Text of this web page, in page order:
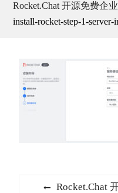
Rocket.Chat 开源免费企
install-rocket-step-1-server-
Previous
Rocket.Chat